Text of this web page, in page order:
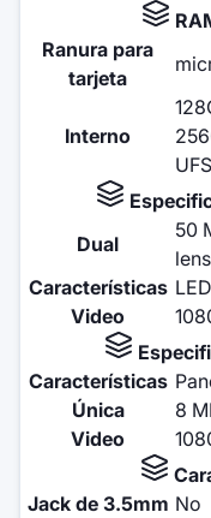
Ranura para
tarjeta
Interno
Dual
50
lens
Características
Video
Características
Única
8
Video
Jack de 3.5mm No